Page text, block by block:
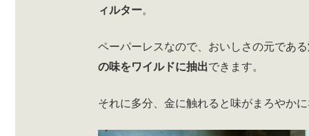
ィルター。
ペーパーレスなので、おいしさの元である
の味をワイルドに抽出できます。
それに多分、金に触れると味がまろやか